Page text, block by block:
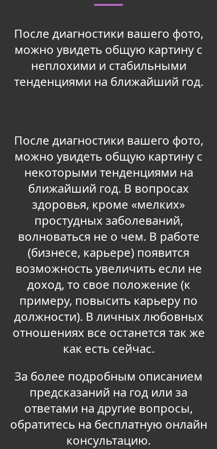
После диагностики вашего фото,
можно увидеть общую картину с
неплохими и стабильными
тенденциями на ближайший год.
После диагностики вашего фото,
можно увидеть общую картину с
некоторыми тенденциями на
ближайший год. В вопросах
здоровья, кроме «мелких»
простудных заболеваний,
волноваться не о чем. В работе
(бизнесе, карьере) появится
возможность увеличить если не
доход, то свое положение (к
примеру, повысить карьеру по
должности). В личных любовных
отношениях все останется так же
как есть сейчас.
За более подробным описанием
предсказаний на год или за
ответами на другие вопросы,
обратитесь на бесплатную онлайн
консультацию.